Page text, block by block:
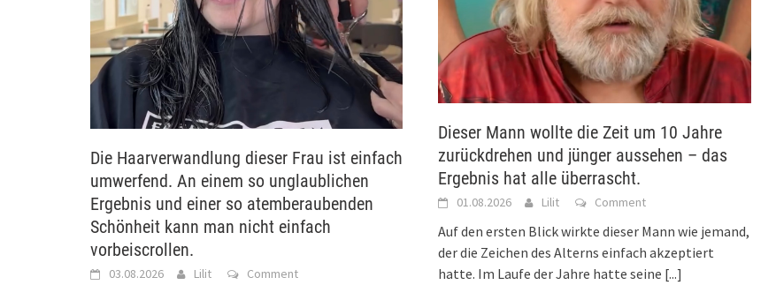
Die Haarverwandlung dieser Frau ist einfach
umwerfend. An einem so unglaublichen
Ergebnis und einer so atemberaubenden
Schönheit kann man nicht einfach
vorbeiscrollen.
03.08.2026 Lilit Comment
Dieser Mann wollte die Zeit um 10 Jahre
zurückdrehen und jünger aussehen – das
Ergebnis hat alle überrascht.
01.08.2026 Lilit Comment
Auf den ersten Blick wirkte dieser Mann wie jemand,
der die Zeichen des Alterns einfach akzeptiert
hatte. Im Laufe der Jahre hatte seine [...]